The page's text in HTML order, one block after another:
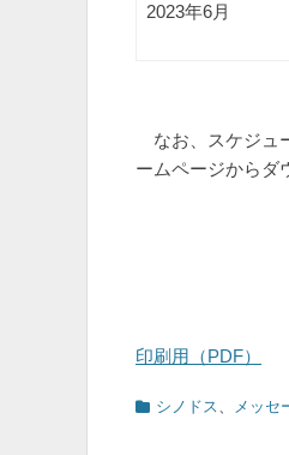
2023年6月
なお、スケジュ
ームページからダ
印刷用（PDF）
カ シノドス、 メッセ